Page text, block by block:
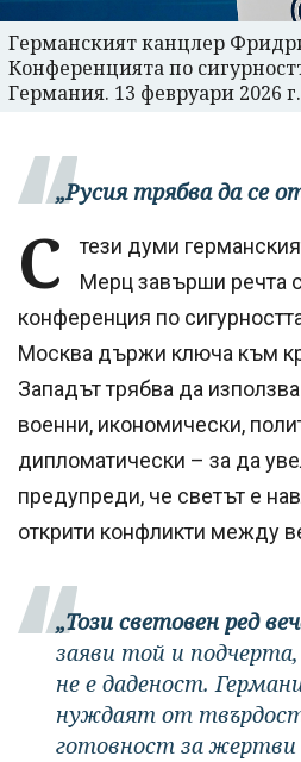
Германският канцлер
Конференцията по
Германия. 13 февруари 2026
„Русия трябва да се
С
тези думи
Мерц завърши речта
конференция по
Москва държи ключа към
Западът трябва да
военни, икономически,
дипломатически – за да
предупреди, че светът е
открити конфликти между
„Този световен ред
заяви той и
не е даденост.
нуждаят от
готовност за жертви